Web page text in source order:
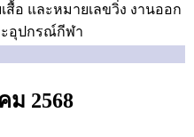
สื้อ และหมายเลขวิ่ง งานออก
ะอุปกรณ์กีฬา
2568